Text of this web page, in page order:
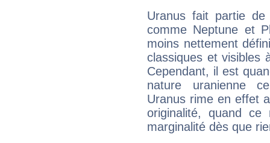
Uranus fait partie
comme Neptune et
moins nettement
classiques et visibles
Cependant, il est
nature uranienne
Uranus rime en effet
originalité, quand ce
marginalité dès que